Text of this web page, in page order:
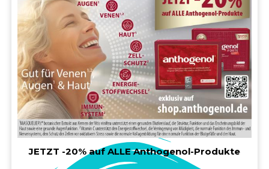
JETZT -20% auf ALLE Anthogenol-Produkte